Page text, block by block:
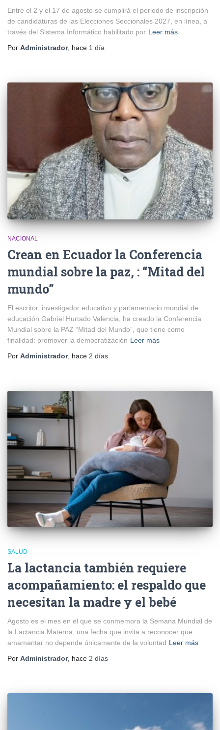
Entre el 2 y el 17 de agosto se cumplirá el periodo de inscripción
de candidaturas de las Elecciones Seccionales 2027, en línea, a
través del Sistema Informático habilitado por Leer más
Por Administrador, hace 1 día
NACIONAL
Crean en Ecuador la Conferencia
mundial sobre la paz, : “Mitad del
mundo”
El escritor, investigador educativo y parlamentario mundial de
educación Gabriel Hurtado Valencia, ha creado la Conferencia
Mundial sobre la PAZ “Mitad del Mundo”, que tiene como
finalidad: promover la democratización Leer más
Por Administrador, hace 2 días
SALUD
La lactancia también requiere
acompañamiento: el respaldo que
necesitan la madre y el bebé
Agosto es el mes en el que se conmemora la Semana Mundial de
la Lactancia Materna, una fecha que invita a reconocer que
amamantar no depende únicamente de la voluntad Leer más
Por Administrador, hace 2 días